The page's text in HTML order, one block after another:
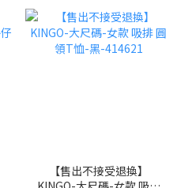
【售出不接受退換】